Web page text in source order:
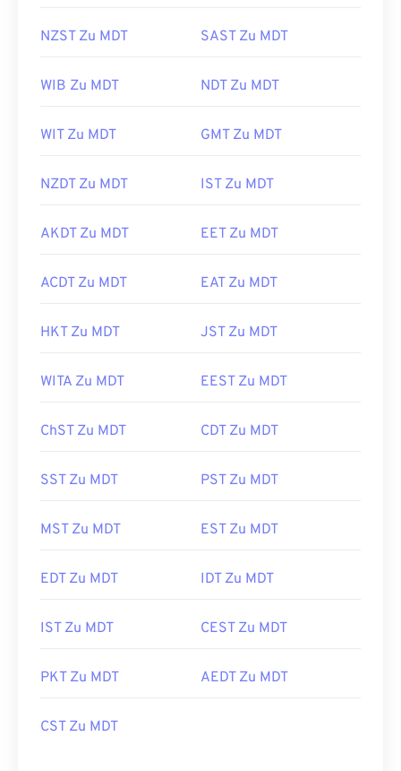
NZST Zu MDT SAST Zu MDT
WIB Zu MDT NDT Zu MDT
WIT Zu MDT GMT Zu MDT
NZDT Zu MDT IST Zu MDT
AKDT Zu MDT EET Zu MDT
ACDT Zu MDT EAT Zu MDT
HKT Zu MDT JST Zu MDT
WITA Zu MDT EEST Zu MDT
ChST Zu MDT CDT Zu MDT
SST Zu MDT PST Zu MDT
MST Zu MDT EST Zu MDT
EDT Zu MDT IDT Zu MDT
IST Zu MDT CEST Zu MDT
PKT Zu MDT AEDT Zu MDT
CST Zu MDT